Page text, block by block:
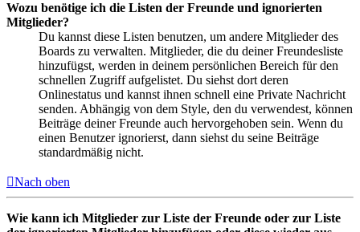
Wozu benötige ich die Listen der Freunde und ignorierten
Mitglieder?
Du kannst diese Listen benutzen, um andere Mitglieder des
Boards zu verwalten. Mitglieder, die du deiner Freundesliste
hinzufügst, werden in deinem persönlichen Bereich für den
schnellen Zugriff aufgelistet. Du siehst dort deren
Onlinestatus und kannst ihnen schnell eine Private Nachricht
senden. Abhängig von dem Style, den du verwendest, können
Beiträge deiner Freunde auch hervorgehoben sein. Wenn du
einen Benutzer ignorierst, dann siehst du seine Beiträge
standardmäßig nicht.
Nach oben
Wie kann ich Mitglieder zur Liste der Freunde oder zur Liste